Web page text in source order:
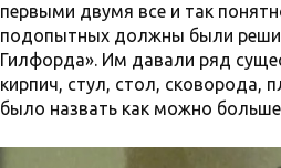
первыми двумя все и так
подопытных должны были
Гилфорда». Им давали ряд
кирпич, стул, стол, сковорода,
было назвать как можно